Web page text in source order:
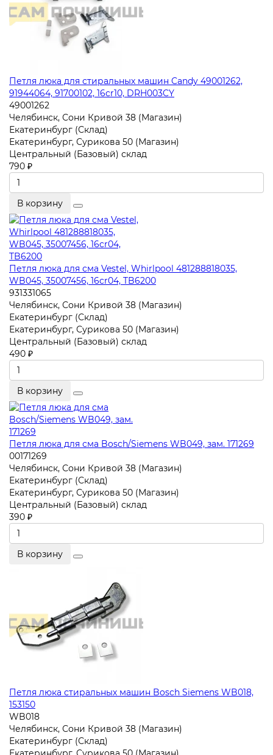
Петля люка для стиральных машин Candy 49001262,
91944064, 91700102, 16cr10, DRH003CY
49001262
Челябинск, Сони Кривой 38 (Магазин)
Екатеринбург (Склад)
Екатеринбург, Сурикова 50 (Магазин)
Центральный (Базовый) склад
790 ₽
В корзину
Петля люка для сма Vestel, Whirlpool 481288818035,
WB045, 35007456, 16cr04, TB6200
931331065
Челябинск, Сони Кривой 38 (Магазин)
Екатеринбург (Склад)
Екатеринбург, Сурикова 50 (Магазин)
Центральный (Базовый) склад
490 ₽
В корзину
Петля люка для сма Bosch/Siemens WB049, зам. 171269
00171269
Челябинск, Сони Кривой 38 (Магазин)
Екатеринбург (Склад)
Екатеринбург, Сурикова 50 (Магазин)
Центральный (Базовый) склад
390 ₽
В корзину
Петля люка стиральных машин Bosch Siemens WB018,
153150
WB018
Челябинск, Сони Кривой 38 (Магазин)
Екатеринбург (Склад)